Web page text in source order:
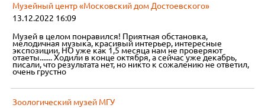
Музейный центр «Московский дом Достоевского»
13.12.2022 16:09
Музей в целом понравился! Приятная обстановка,
мелодичная музыка, красивый интерьер, интересные
экспозиции, НО уже как 1,5 месяца нам не проверяют
отаеты....... Ходили в конце октября, а сейчас уже декабрь,
писали, что результата нет, но никто к сожалению не ответил,
очень грустно
Зоологический музей МГУ